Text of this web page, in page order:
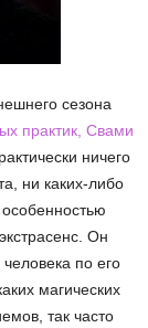
сезона
практик, Свами
ничего
ни каких-либо
Он
по его
магических
так часто